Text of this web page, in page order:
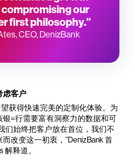
our
first philosophy.”
CEO, DenizBank
虑客户
获得快速完美的定制化体验。为
=行需要富有洞察力的数据和可
们始终把客户放在首位，我们不
改变这一初衷，”DenizBank 首
解释道。